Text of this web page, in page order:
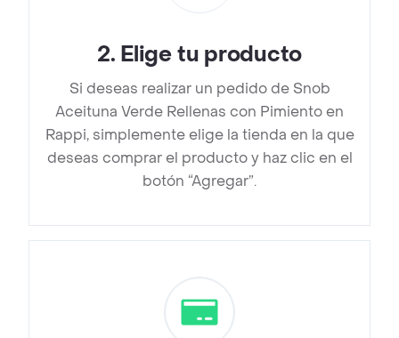
2. Elige tu producto
Si deseas realizar un pedido de Snob
Aceituna Verde Rellenas con Pimiento en
Rappi, simplemente elige la tienda en la que
deseas comprar el producto y haz clic en el
botón “Agregar”.